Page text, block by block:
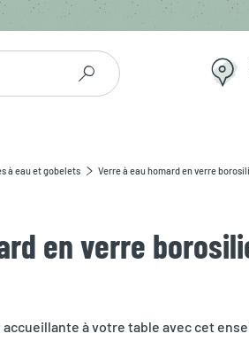
à eau et gobelets Verre à eau homard en verre
en verre
à votre table avec cet